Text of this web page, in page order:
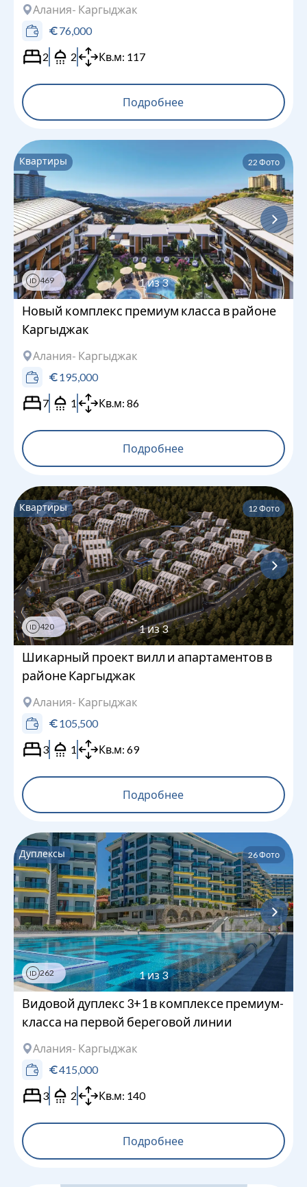
Алания- Каргыджак
76,000
2
2 Кв.м: 117
Подробнее
Квартиры 22 Фото
ID 469 1из3
Новый комплекс премиум класса в районе
Каргыджак
Алания- Каргыджак
195,000
7
1 Кв.м: 86
Подробнее
Квартиры 12 Фото
ID 420 1из3
Шикарный проект вилл и апартаментов в
районе Каргыджак
Алания- Каргыджак
105,500
3
1 Кв.м: 69
Подробнее
Дуплексы 26Фото
ID 262 1из3
Видовой дуплекс 3+1 в комплексе премиум-
класса на первой береговой линии
Алания- Каргыджак
415,000
3
2 Кв.м: 140
Подробнее